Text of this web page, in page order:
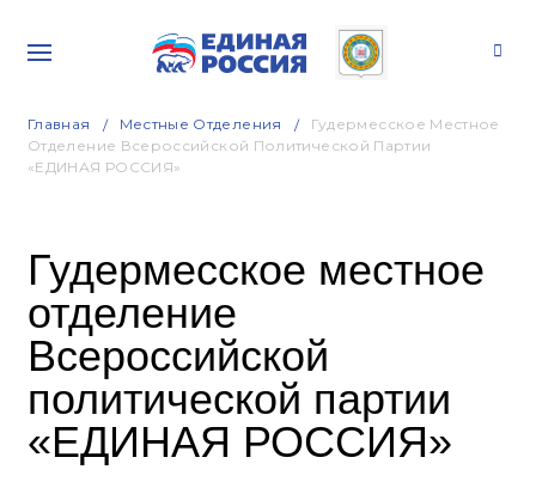
Главная Местные Отделения
Гудермесское Местное
Отделение Всероссийской Политической Партии
«ЕДИНАЯ РОССИЯ»
Гудермесское местное
отделение
Всероссийской
политической партии
«ЕДИНАЯ РОССИЯ»